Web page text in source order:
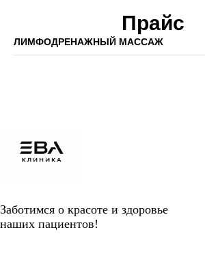
Прайс
ЛИМФОДРЕНАЖНЫЙ МАССАЖ
Заботимся о красоте и здоровье
наших пациентов!